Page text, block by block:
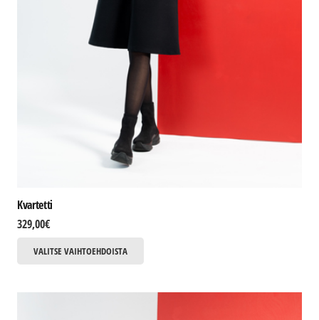
Kvartetti
329,00€
VALITSE VAIHTOEHDOISTA
useampi